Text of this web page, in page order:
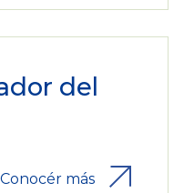
del
Conocér más